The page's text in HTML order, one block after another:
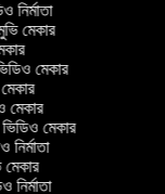
নির্মাতা
মেকার
মেকার
মেকার
মেকার
মেকার
নির্মাতা
মেকার
নির্মাতা